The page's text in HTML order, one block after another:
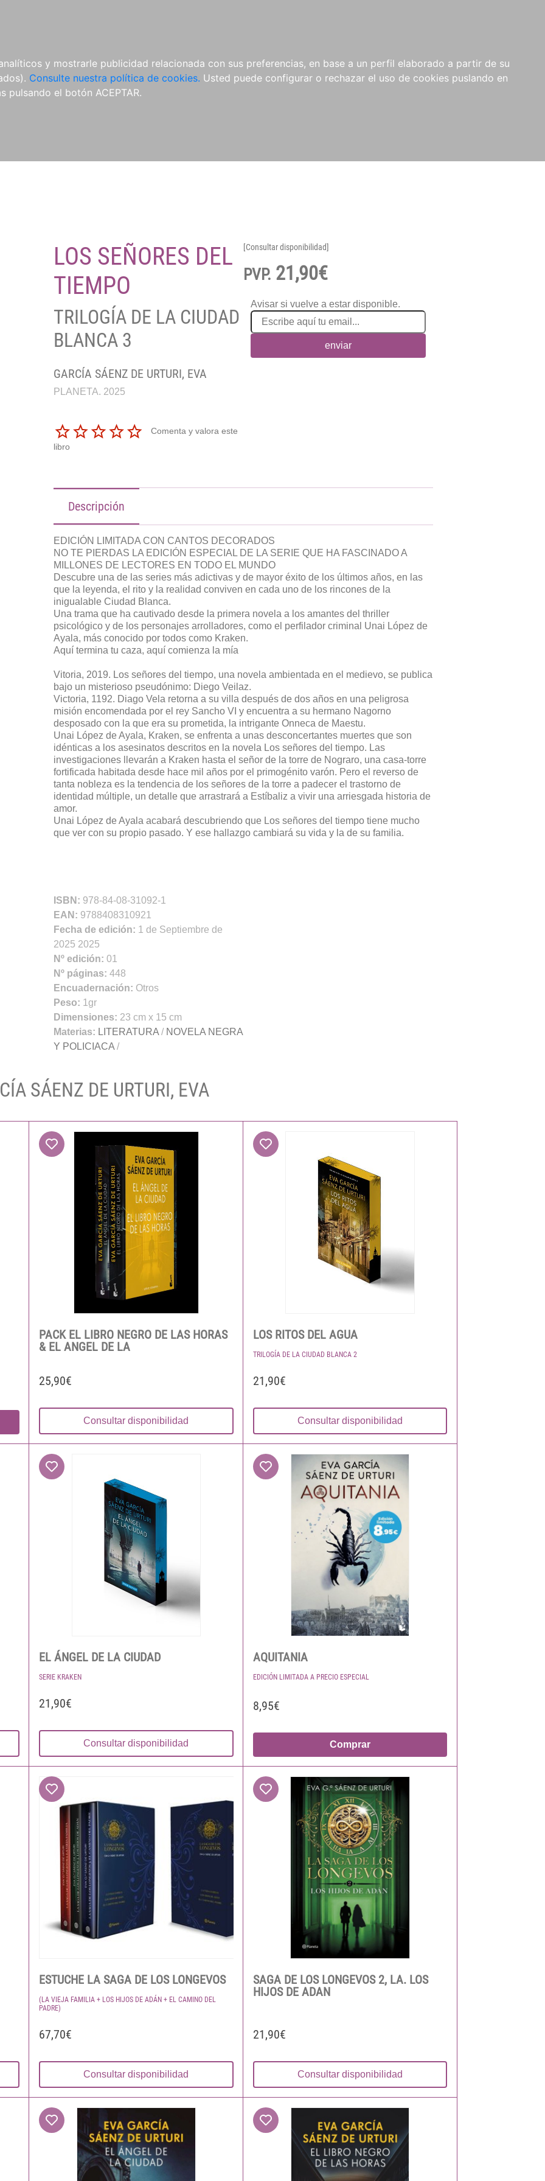
y mostrarle publicidad relacionada con sus preferencias, en base a un perfil elaborado a partir de su
Consulte nuestra política de cookies. Usted puede configurar o rechazar el uso de cookies puslando en
pulsando el botón ACEPTAR.
LOS SEÑORES DEL
TIEMPO
TRILOGÍA DE LA CIUDAD
BLANCA 3
GARCÍA SÁENZ DE URTURI, EVA
PLANETA. 2025
Comenta y valora este
libro
[Consultar disponibilidad]
PVP. 21,90€
Avisar si vuelve a estar disponible.
enviar
Descripción
EDICIÓN LIMITADA CON CANTOS DECORADOS
NO TE PIERDAS LA EDICIÓN ESPECIAL DE LA SERIE QUE HA FASCINADO A
MILLONES DE LECTORES EN TODO EL MUNDO
Descubre una de las series más adictivas y de mayor éxito de los últimos años, en las
que la leyenda, el rito y la realidad conviven en cada uno de los rincones de la
inigualable Ciudad Blanca.
Una trama que ha cautivado desde la primera novela a los amantes del thriller
psicológico y de los personajes arrolladores, como el perfilador criminal Unai López de
Ayala, más conocido por todos como Kraken.
Aquí termina tu caza, aquí comienza la mía
Vitoria, 2019. Los señores del tiempo, una novela ambientada en el medievo, se publica
bajo un misterioso pseudónimo: Diego Veilaz.
Victoria, 1192. Diago Vela retorna a su villa después de dos años en una peligrosa
misión encomendada por el rey Sancho VI y encuentra a su hermano Nagorno
desposado con la que era su prometida, la intrigante Onneca de Maestu.
Unai López de Ayala, Kraken, se enfrenta a unas desconcertantes muertes que son
idénticas a los asesinatos descritos en la novela Los señores del tiempo. Las
investigaciones llevarán a Kraken hasta el señor de la torre de Nograro, una casa-torre
fortificada habitada desde hace mil años por el primogénito varón. Pero el reverso de
tanta nobleza es la tendencia de los señores de la torre a padecer el trastorno de
identidad múltiple, un detalle que arrastrará a Estíbaliz a vivir una arriesgada historia de
amor.
Unai López de Ayala acabará descubriendo que Los señores del tiempo tiene mucho
que ver con su propio pasado. Y ese hallazgo cambiará su vida y la de su familia.
ISBN: 978-84-08-31092-1
EAN: 9788408310921
Fecha de edición: 1 de Septiembre de
2025 2025
Nº edición: 01
Nº páginas: 448
Encuadernación: Otros
Peso: 1gr
Dimensiones: 23 cm x 15 cm
Materias: LITERATURA/ NOVELA NEGRA
Y POLICIACA/
SÁENZ DE URTURI, EVA
PACK EL LIBRO NEGRO DE LAS HORAS
& EL ANGEL DE LA
25,90€
Consultar disponibilidad
LOS RITOS DEL AGUA
TRILOGÍA DE LA CIUDAD BLANCA 2
21,90€
Consultar disponibilidad
EL ÁNGEL DE LA CIUDAD
SERIE KRAKEN
21,90€
Consultar disponibilidad
AQUITANIA
EDICIÓN LIMITADA A PRECIO ESPECIAL
8,95€
Comprar
ESTUCHE LA SAGA DE LOS LONGEVOS
(LA VIEJA FAMILIA + LOS HIJOS DE ADÁN + EL CAMINO DEL
PADRE)
67,70€
Consultar disponibilidad
SAGA DE LOS LONGEVOS 2, LA. LOS
HIJOS DE ADAN
21,90€
Consultar disponibilidad